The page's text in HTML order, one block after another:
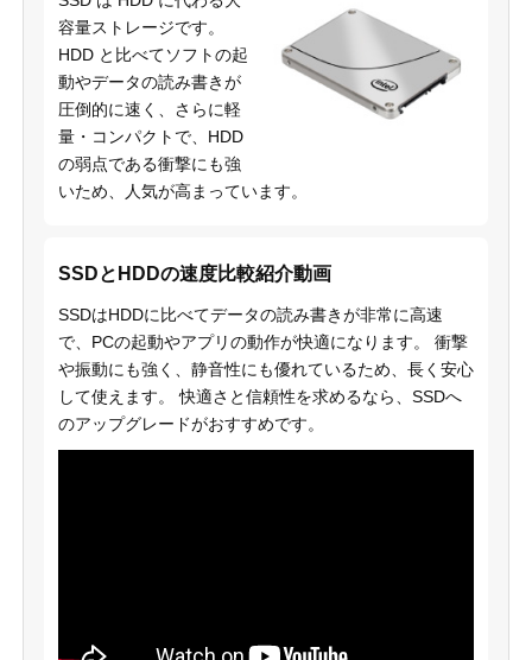
容量ストレージです。
HDD と比べてソフトの起
動やデータの読み書きが
圧倒的に速く、さらに軽
量・コンパクトで、HDD
の弱点である衝撃にも強
いため、人気が高まっています。
SSDとHDDの速度比較紹介動画
SSDはHDDに比べてデータの読み書きが非常に高速
で、PCの起動やアプリの動作が快適になります。 衝撃
や振動にも強く、静音性にも優れているため、長く安心
して使えます。 快適さと信頼性を求めるなら、SSDへ
のアップグレードがおすすめです。